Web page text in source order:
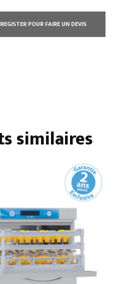
POUR FAIRE UN DEVIS
similaires